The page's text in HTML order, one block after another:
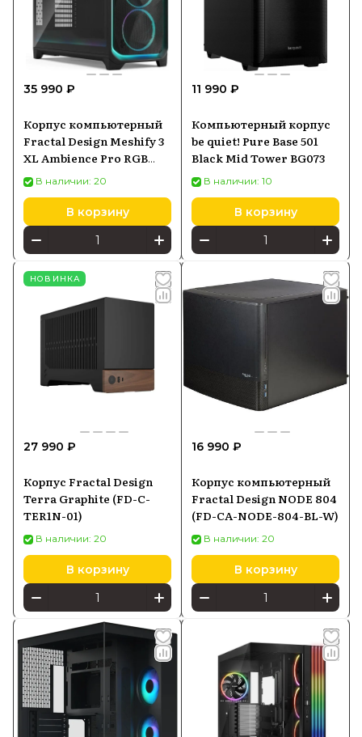
35 990 ₽
Корпус компьютерный
Fractal Design Meshify 3
XL Ambience Pro RGB
Black TG Light Tint (FD-
CMES3-X03)
В наличии: 20
В корзину
11 990 ₽
Компьютерный корпус
be quiet! Pure Base 501
Black Mid Tower BG073
В наличии: 10
В корзину
НОВИНКА
27 990 ₽
Корпус Fractal Design
Terra Graphite (FD-C-
TER1N-01)
В наличии: 20
В корзину
16 990 ₽
Корпус компьютерный
Fractal Design NODE 804
(FD-CA-NODE-804-BL-W)
В наличии: 20
В корзину